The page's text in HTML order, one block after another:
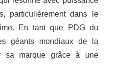
particulièrement dans le
En tant que PDG du
géants mondiaux de la
sa marque grâce à une